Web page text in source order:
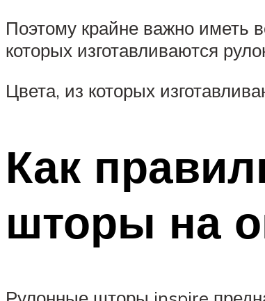
Поэтому крайне важно иметь
которых изготавливаются
Цвета, из которых
Как
шторы на